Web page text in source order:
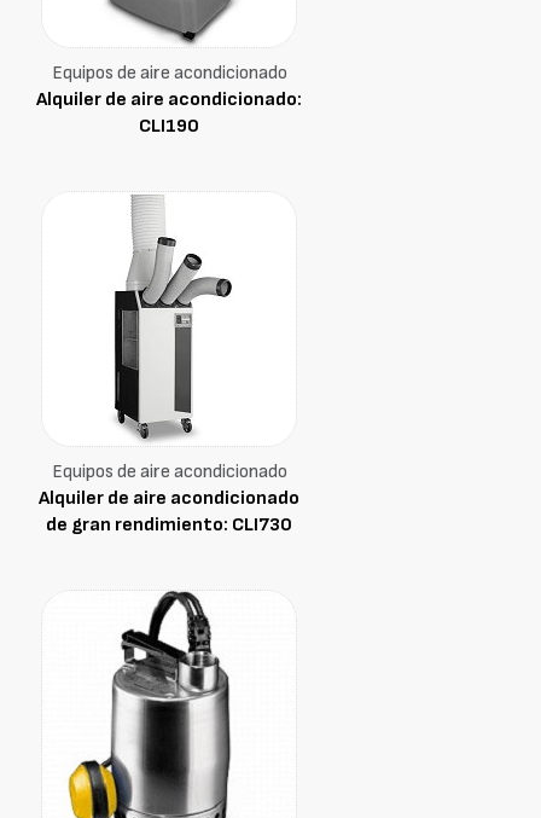
Equipos de aire acondicionado
Alquiler de aire acondicionado:
CLI190
Equipos de aire acondicionado
Alquiler de aire acondicionado
de gran rendimiento: CLI730